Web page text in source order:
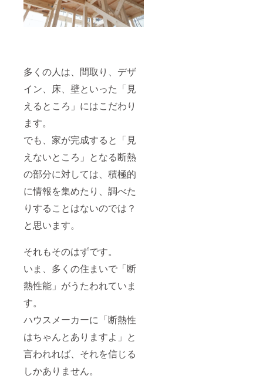
多くの人は、間取り、デザ
イン、床、壁といった「見
えるところ」にはこだわり
ます。
でも、家が完成すると「見
えないところ」となる断熱
の部分に対しては、積極的
に情報を集めたり、調べた
りすることはないのでは？
と思います。
それもそのはずです。
いま、多くの住まいで「断
熱性能」がうたわれていま
す。
ハウスメーカーに「断熱性
はちゃんとありますよ」と
言われれば、それを信じる
しかありません。